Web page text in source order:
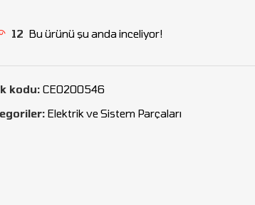
12 Bu ürünü şu anda inceliyor!
kodu: CEO200546
Elektrik ve Sistem Parçaları